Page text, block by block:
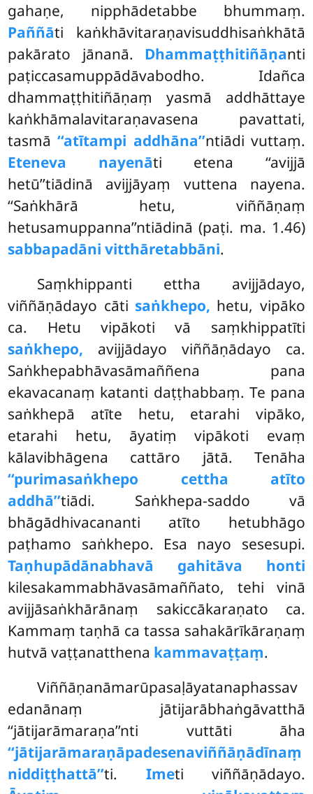
gahaṇe, nipphādetabbe bhummaṃ.
Paññāti kaṅkhāvitaraṇavisuddhisaṅkhātā
pakārato jānanā. Dhammaṭṭhitiñāṇanti
paṭiccasamuppādāvabodho. Idañca
dhammaṭṭhitiñāṇaṃ yasmā addhāttaye
kaṅkhāmalavitaraṇavasena pavattati,
tasmā‘‘atītampi addhāna’’ntiādi vuttaṃ.
Eteneva nayenāti etena ‘‘avijjā
hetū’’tiādinā avijjāyaṃ vuttena nayena.
‘‘Saṅkhārā hetu, viññāṇaṃ
hetusamuppanna’’ntiādinā (paṭi. ma. 1.46)
sabbapadāni vitthāretabbāni.
Saṃkhippanti ettha avijjādayo,
viññāṇādayo cāti saṅkhepo, hetu, vipāko
ca. Hetu vipākoti vā saṃkhippatīti
saṅkhepo, avijjādayo viññāṇādayo ca.
Saṅkhepabhāvasāmaññena pana
ekavacanaṃ katanti daṭṭhabbaṃ. Te pana
saṅkhepā atīte hetu, etarahi vipāko,
etarahi hetu, āyatiṃ vipākoti evaṃ
kālavibhāgena cattāro jātā. Tenāha
‘‘purimasaṅkhepo cettha atīto
addhā’’tiādi. Saṅkhepa-saddo vā
bhāgādhivacananti atīto hetubhāgo
paṭhamo saṅkhepo. Esa nayo sesesupi.
Taṇhupādānabhavā gahitāva honti
kilesakammabhāvasāmaññato, tehi vinā
avijjāsaṅkhārānaṃ sakiccākaraṇato ca.
Kammaṃ taṇhā ca tassa sahakārīkāraṇaṃ
hutvā vaṭṭanatthena kammavaṭṭaṃ.
Viññāṇanāmarūpasaḷāyatanaphassav
edanānaṃ jātijarābhaṅgāvatthā
‘‘jātijarāmaraṇa’’nti vuttāti āha
‘‘jātijarāmaraṇāpadesenaviññāṇādīnaṃ
niddiṭṭhattā’’ti. Imeti viññāṇādayo.